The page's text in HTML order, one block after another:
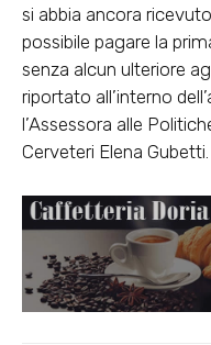
si abbia ancora
possibile pagare la
senza alcun ulteriore
riportato all’interno
l’Assessora alle
Cerveteri Elena Gubetti.